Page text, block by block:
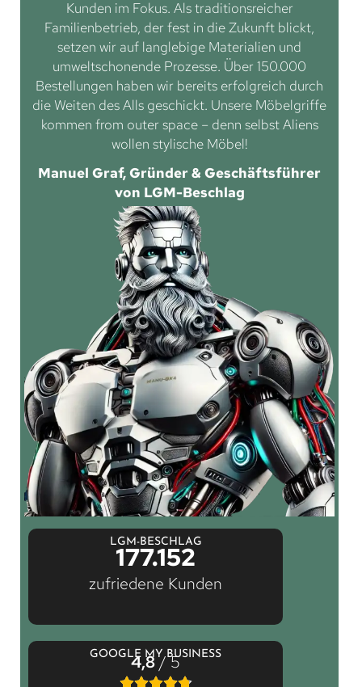
Kunden im Fokus. Als traditionsreicher
Familienbetrieb, der fest in die Zukunft blickt,
setzen wir auf langlebige Materialien und
umweltschonende Prozesse. Über 150.000
Bestellungen haben wir bereits erfolgreich durch
die Weiten des Alls geschickt. Unsere Möbelgriffe
kommen from outer space – denn selbst Aliens
wollen stylische Möbel!
Manuel Graf, Gründer & Geschäftsführer
von LGM-Beschlag
LGM-BESCHLAG
177.152
zufriedene Kunden
GOOGLE MY BUSINESS
4,8/ 5